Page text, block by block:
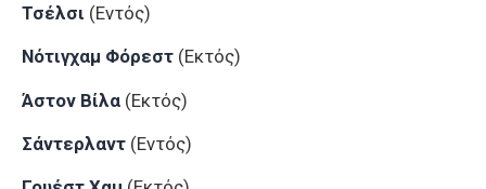
Τσέλσι (Εντός)
Νότιγχαμ Φόρεστ (Εκτός)
Άστον Βίλα (Εκτός)
Σάντερλαντ (Εντός)